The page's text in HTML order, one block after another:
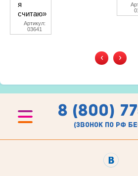
я
считаю»
Артикул:
03641
‹ ›
8 (800)
(звонок по рф